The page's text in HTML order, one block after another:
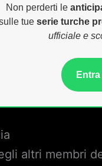
Non perderti le
tue serie turche
ufficiale e
altri membri